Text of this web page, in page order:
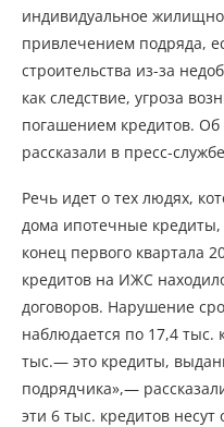
индивидуальное
привлечением подряда,
строительства из-за
как следствие, угроза
погашением кредитов.
рассказали в пресс-
Речь идет о тех людях,
дома ипотечные
конец первого квартала
кредитов на ИЖС
договоров. Нарушение
наблюдается по 17,4 тыс.
тыс.— это кредиты,
подрядчика»,—
эти 6 тыс. кредитов